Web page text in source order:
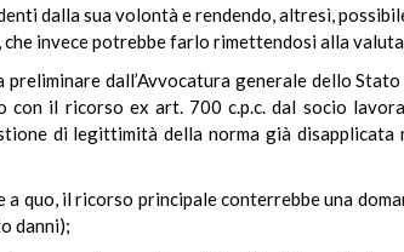
dalla sua volontà e rendendo, altresì,
invece potrebbe farlo rimettendosi alla
preliminare dall’Avvocatura generale dello
il ricorso ex art. 700 c.p.c. dal socio
di legittimità della norma già
quo, il ricorso principale conterrebbe una
danni);